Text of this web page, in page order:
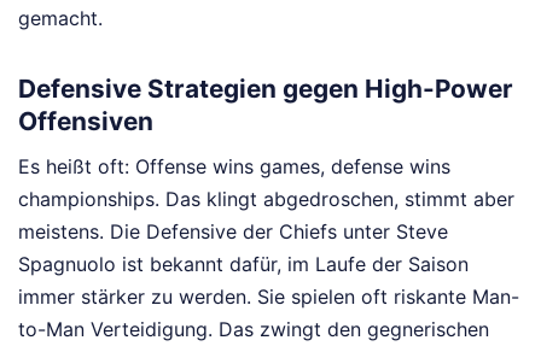
gemacht.
Defensive Strategien gegen High-Power
Offensiven
Es heißt oft: Offense wins games, defense wins
championships. Das klingt abgedroschen, stimmt aber
meistens. Die Defensive der Chiefs unter Steve
Spagnuolo ist bekannt dafür, im Laufe der Saison
immer stärker zu werden. Sie spielen oft riskante Man-
to-Man Verteidigung. Das zwingt den gegnerischen